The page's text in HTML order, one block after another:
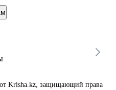
Krisha.kz, защищающий права